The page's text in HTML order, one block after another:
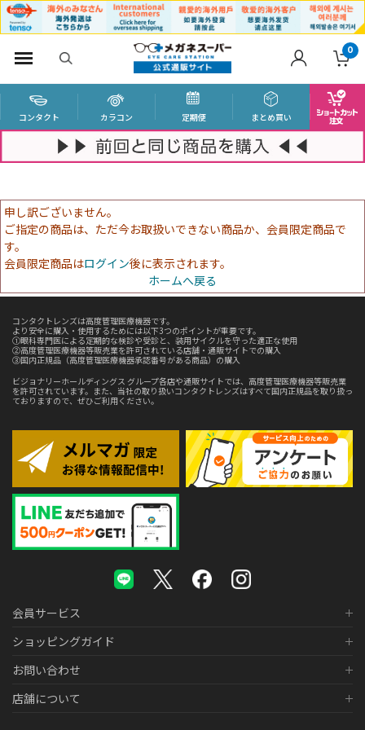
0
コンタクト カラコン 定期便 まとめ買い
申し訳ございません。
ご指定の商品は、ただ今お取扱いできない商品か、会員限定商品で
す。
会員限定商品はログイン後に表示されます。
ホームへ戻る
コンタクトレンズは高度管理医療機器です。
より安全に購入・使用するためには以下3つのポイントが重要です。
①眼科専門医による定期的な検診や受診と、装用サイクルを守った適正な使用
②高度管理医療機器等販売業を許可されている店舗・通販サイトでの購入
③国内正規品（高度管理医療機器承認番号がある商品）の購入
ビジョナリーホールディングス グループ各店や通販サイトでは、高度管理医療機器等販売業
を許可されています。また、当社の取り扱いコンタクトレンズはすべて国内正規品を取り扱っ
ておりますので、ぜひご利用ください。
会員サービス
ショッピングガイド
お問い合わせ
店舗について